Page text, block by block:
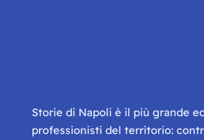
Storie di Napoli è il più grande
professionisti del territorio: